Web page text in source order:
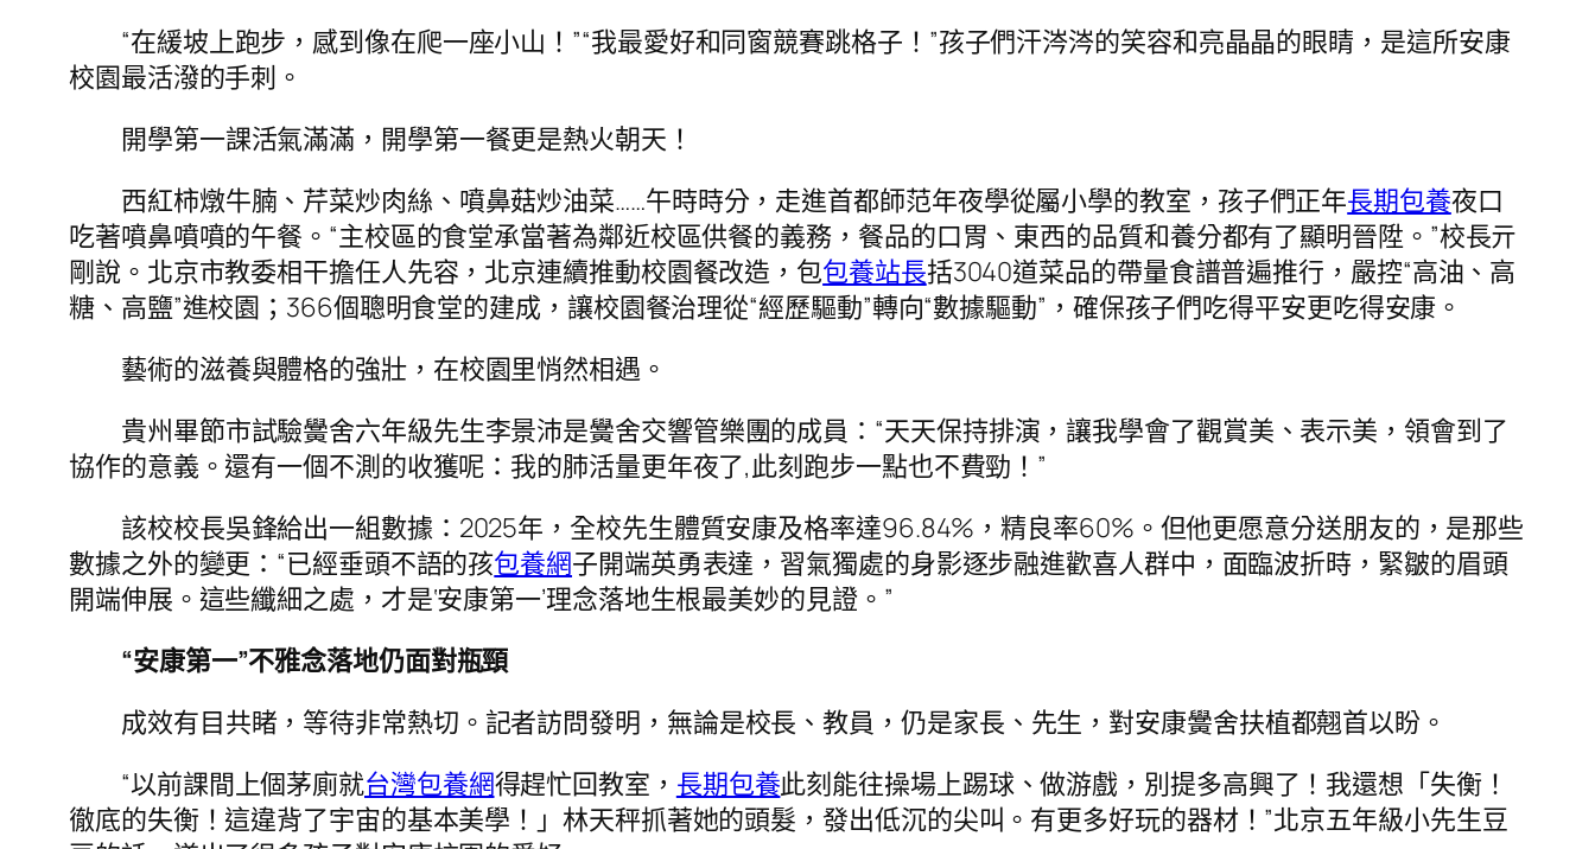
“在緩坡上跑步，感到像在爬一座小山！”“我最愛好和同窗競賽跳格子！”孩子們汗涔涔的笑容和亮晶晶的眼睛，是這所安康
校園最活潑的手刺。
開學第一課活氣滿滿，開學第一餐更是熱火朝天！
西紅柿燉牛腩、芹菜炒肉絲、噴鼻菇炒油菜……午時時分，走進首都師范年夜學從屬小學的教室，孩子們正年長期包養夜口
吃著噴鼻噴噴的午餐。“主校區的食堂承當著為鄰近校區供餐的義務，餐品的口胃、東西的品質和養分都有了顯明晉陞。”校長亓
剛說。北京市教委相干擔任人先容，北京連續推動校園餐改造，包包養站長括3040道菜品的帶量食譜普遍推行，嚴控“高油、高
糖、高鹽”進校園；366個聰明食堂的建成，讓校園餐治理從“經歷驅動”轉向“數據驅動”，確保孩子們吃得平安更吃得安康。
藝術的滋養與體格的強壯，在校園里悄然相遇。
貴州畢節市試驗黌舍六年級先生李景沛是黌舍交響管樂團的成員：“天天保持排演，讓我學會了觀賞美、表示美，領會到了
協作的意義。還有一個不測的收獲呢：我的肺活量更年夜了,此刻跑步一點也不費勁！”
該校校長吳鋒給出一組數據：2025年，全校先生體質安康及格率達96.84%，精良率60%。但他更愿意分送朋友的，是那些
數據之外的變更：“已經垂頭不語的孩包養網子開端英勇表達，習氣獨處的身影逐步融進歡喜人群中，面臨波折時，緊皺的眉頭
開端伸展。這些纖細之處，才是‘安康第一’理念落地生根最美妙的見證。”
“安康第一”不雅念落地仍面對瓶頸
成效有目共睹，等待非常熱切。記者訪問發明，無論是校長、教員，仍是家長、先生，對安康黌舍扶植都翹首以盼。
“以前課間上個茅廁就台灣包養網得趕忙回教室， 長期包養此刻能往操場上踢球、做游戲，別提多高興了！我還想「失衡！
徹底的失衡！這違背了宇宙的基本美學！」林天秤抓著她的頭髮，發出低沉的尖叫。有更多好玩的器材！”北京五年級小先生豆